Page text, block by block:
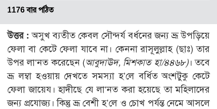
দরসে হাদীছ
প্রবন্ধ সমুহ
সাময়িক প্রসঙ্গ
সময়ের ভাবনা
মহিলা অঙ্গন
আক্বীদা বা বিশ্বাস
শিক্ষা ও সংস্কৃতি
নারী সমাজ
আত্মশুদ্ধি
পরকাল
নীতি-নৈতিকতা
1176 বার পঠিত
উত্তর : অসুখ ব্যতীত কেবল সৌন্দর্য বর্ধনের জন্য ভ্রূ উপড়িয়ে
ফেলা বা কেটে ফেলা যাবে না। কেননা রাসূলুল্লাহ (ছাঃ) তার
উপর লা‘নত করেছেন (আবুদাঊদ, মিশকাত হা/৪৪৬৮)। তবে
ভ্রূ লম্বা হওয়ায় দেখতে সমস্যা হ’লে বর্ধিত অংশটুকু কেটে
ফেলা জায়েয। হাদীছে যে লা‘নত করা হয়েছে তা মহিলাদের
জন্য প্রযোজ্য। কিন্তু ভ্রূ বেশী হ’লে ও চোখ পর্যন্ত নেমে আসলে